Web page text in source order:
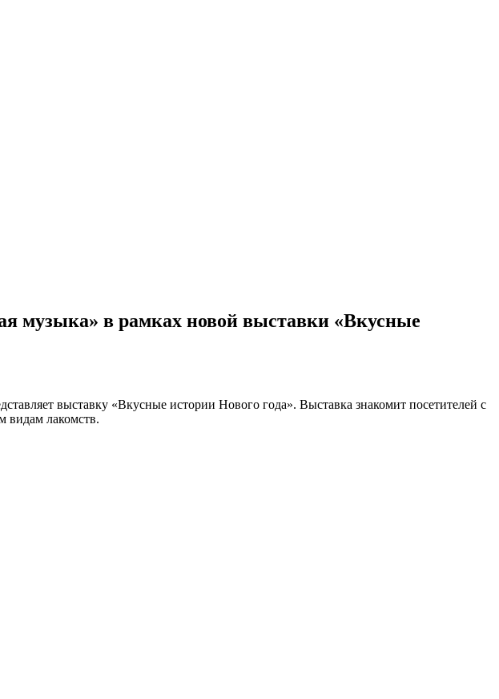
музыка» в рамках новой выставки «Вкусные
выставку «Вкусные истории Нового года». Выставка знакомит посетителей с
видам лакомств.